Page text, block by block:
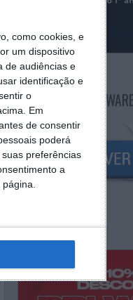
como cookies, e
um dispositivo
de audiências e
identificação e
o
Em
de consentir
poderá
preferências
a
NEWSLETTER PPLWARE